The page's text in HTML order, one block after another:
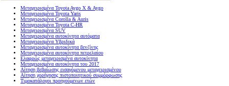
Μεταχειρισμένα Toyota Aygo X & Aygo
Μεταχειρισμένα Toyota Yaris
Μεταχειρισμένα Corolla & Auris
Μεταχειρισμένα Toyota C-HR
Μεταχειρισμένα SUV
Μεταχειρισμένα αυτοκίνητα αυτόματα
Μεταχειρισμένα Υβριδικά
Μεταχειρισμένα αυτοκίνητα βενζίνης
Μεταχειρισμένα αυτοκίνητα πετρελαίου
Ελαφρώς μεταχειρισμένα αυτοκίνητα
Μεταχειρισμένα αυτοκίνητα του 2017
Αίτηση βεβαίωσης εισαγόμενου μεταχειρισμένου
Αίτηση χορήγησης πιστοποιητικού συμμόρφωσης
Τιμοκατάλογοι προηγούμενων ετών